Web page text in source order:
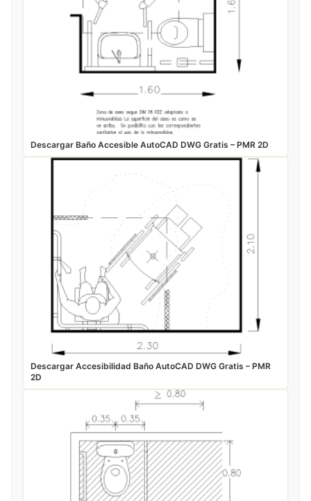
Descargar Baño Accesible AutoCAD DWG Gratis – PMR 2D
Descargar Accesibilidad Baño AutoCAD DWG Gratis – PMR
2D